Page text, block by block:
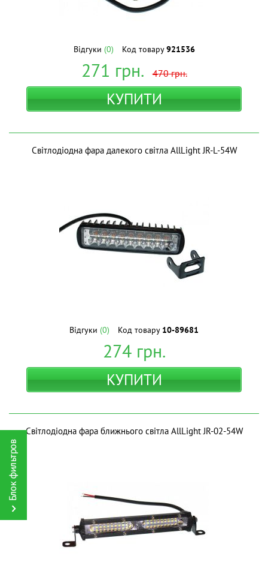
Відгуки (0) Код товару921536
271 грн. 470грн.
КУПИТИ
Світлодіодна фара далекого світла AllLight JR-L-54W
Відгуки (0) Код товару 10-89681
274грн.
КУПИТИ
Світлодіодна фара ближнього світла AllLight JR-02-54W